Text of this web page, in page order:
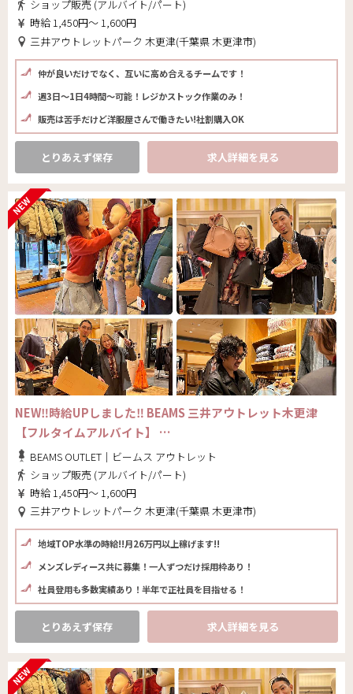
ショップ販売 (アルバイト/パート)
時給 1,450円～ 1,600円
三井アウトレットパーク 木更津(千葉県 木更津市)
仲が良いだけでなく、互いに高め合えるチームです！
週3日～1日4時間～可能！レジかストック作業のみ！
販売は苦手だけど洋服屋さんで働きたい!社割購入OK
とりあえず保存 求人詳細を見る
NEW‼時給UPしました‼ BEAMS 三井アウトレット木更津
【フルタイムアルバイト】 …
BEAMS OUTLET｜ビームス アウトレット
ショップ販売 (アルバイト/パート)
時給 1,450円～ 1,600円
三井アウトレットパーク 木更津(千葉県 木更津市)
地域TOP水準の時給!!月26万円以上稼げます!!
メンズレディース共に募集！一人ずつだけ採用枠あり！
社員登用も多数実績あり！半年で正社員を目指せる！
とりあえず保存 求人詳細を見る